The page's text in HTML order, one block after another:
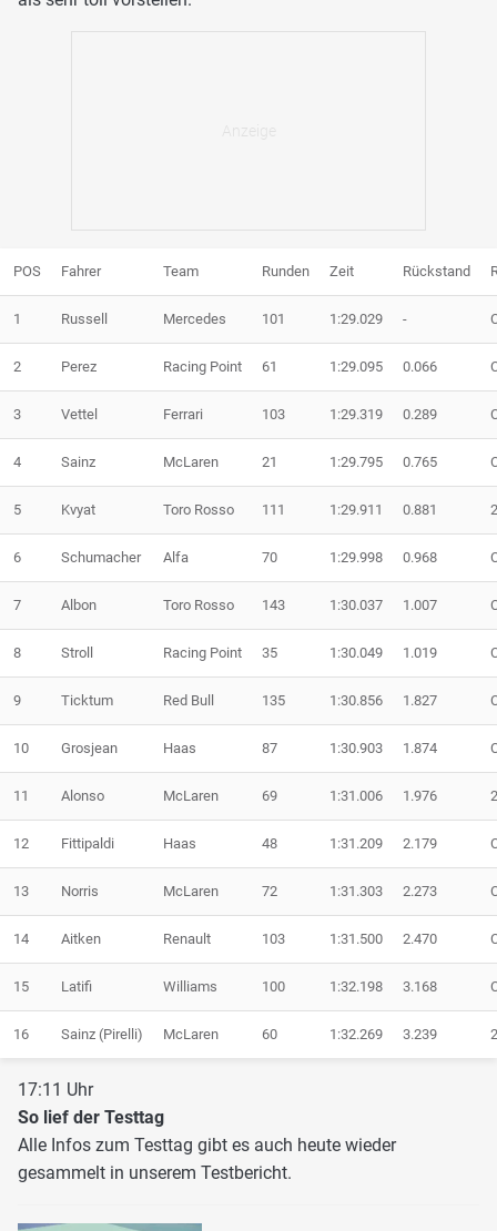
POS Fahrer Team Runden Zeit Rückstand
1 Russell Mercedes 101 1:29.029 -
2 Perez Racing Point 61 1:29.095 0.066
3 Vettel Ferrari 103 1:29.319 0.289
4 Sainz McLaren 21 1:29.795 0.765
5 Kvyat Toro Rosso 111 1:29.911 0.881
6 Schumacher Alfa 70 1:29.998 0.968
7 Albon Toro Rosso 143 1:30.037 1.007
8 Stroll Racing Point 35 1:30.049 1.019
9 Ticktum Red Bull 135 1:30.856 1.827
10 Grosjean Haas 87 1:30.903 1.874
11 Alonso McLaren 69 1:31.006 1.976
12 Fittipaldi Haas 48 1:31.209 2.179
13 Norris McLaren 72 1:31.303 2.273
14 Aitken Renault 103 1:31.500 2.470
15 Latifi Williams 100 1:32.198 3.168
16 Sainz (Pirelli) McLaren 60 1:32.269 3.239
17:11 Uhr
So lief der Testtag
Alle Infos zum Testtag gibt es auch heute wieder
gesammelt in unserem Testbericht.